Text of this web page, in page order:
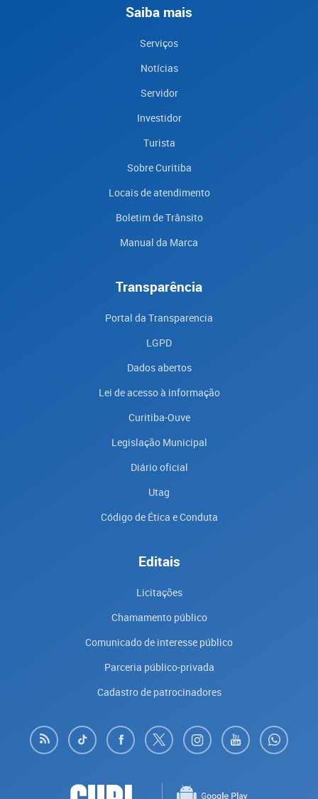
Saiba mais
Serviços
Notícias
Servidor
Investidor
Turista
Sobre Curitiba
Locais de atendimento
Boletim de Trânsito
Manual da Marca
Transparência
Portal da Transparencia
LGPD
Dados abertos
Lei de acesso à informação
Curitiba-Ouve
Legislação Municipal
Diário oficial
Utag
Código de Ética e Conduta
Editais
Licitações
Chamamento público
Comunicado de interesse público
Parceria público-privada
Cadastro de patrocinadores